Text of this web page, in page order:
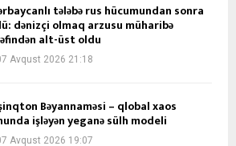
tələbə rus hücumundan sonra
dənizçi olmaq arzusu müharibə
alt-üst oldu
Avqust 2026 21:18
Bəyannaməsi – qlobal xaos
işləyən yeganə sülh modeli
Avqust 2026 19:07